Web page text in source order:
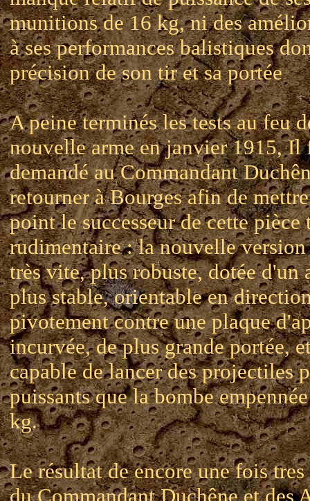
munitions de 16 kg, ni des
à ses performances balistiques
précision de son tir et sa portée
A peine terminés les tests au feu
nouvelle arme en janvier 1915, Il
demandé au Commandant
retourner à Bourges afin de
point le successeur de cette pièce
rudimentaire : la nouvelle
très vite, plus robuste, dotée d'un
plus stable, orientable en
pivotement contre une plaque
incurvée, de plus grande portée,
capable de lancer des projectiles
puissants que la bombe
kg.
Le résultat de encore une fois
du Commandant Duchêne et des